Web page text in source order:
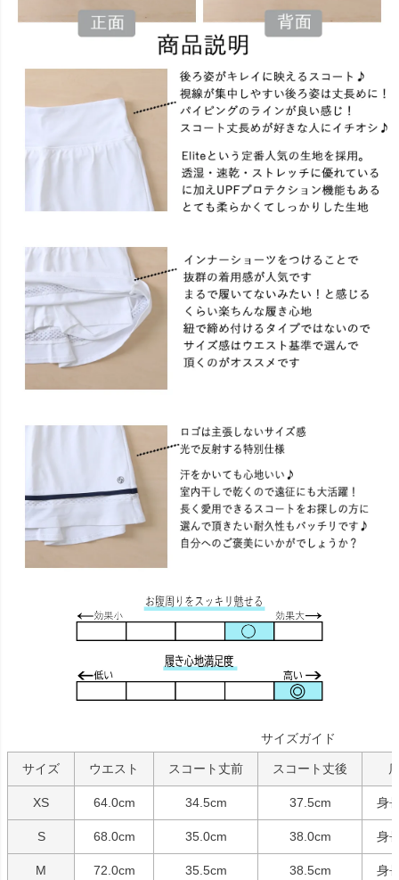
サイズガイド
サイズ ウエスト スコート丈前 スコート丈後
XS 64.0cm 34.5cm 37.5cm 身
S 68.0cm 35.0cm 38.0cm 身
M 72.0cm 35.5cm 38.5cm 身